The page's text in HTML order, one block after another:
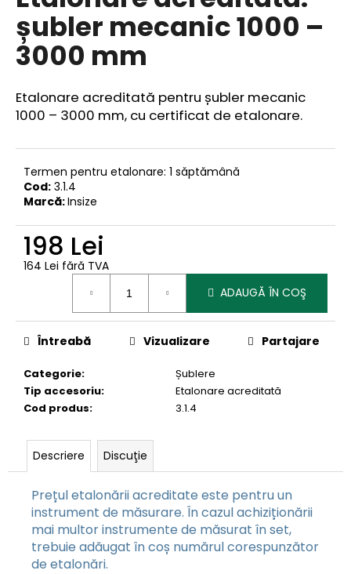
0,0
din
5
șubler mecanic 1000 –
3000 mm
Etalonare acreditată pentru șubler mecanic
1000 – 3000 mm, cu certificat de etalonare.
Termen pentru etalonare: 1 săptămână
Cod: 3.1.4
Marcă:Insize
198 Lei
164 Lei fără TVA
ADAUGĂ ÎN COŞ
Categorie:
Șublere
Tip accesoriu:
Etalonare acreditată
Cod produs: 3.1.4
Întreabă Vizualizare Partajare
Descriere Discuţie
Prețul etalonării acreditate este pentru un
instrument de măsurare. În cazul achiziționării
mai multor instrumente de măsurat în set,
trebuie adăugat în coș numărul corespunzător
de etalonări.
V
r
e
o
m
a
n
d
ă
m